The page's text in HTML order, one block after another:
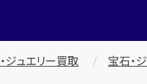
ジュエリー買取 宝石・